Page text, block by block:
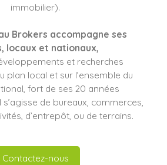
immobilier).
Brokers accompagne ses
, locaux et nationaux,
et recherches
plan local et sur l’ensemble du
fort de ses 20 années
s’agisse de bureaux, commerces,
d’entrepôt, ou de terrains.
Contactez-nous